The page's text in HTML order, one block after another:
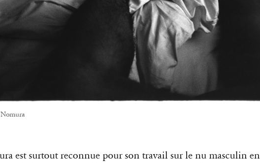
Nomura
est surtout reconnue pour son travail sur le nu masculin en